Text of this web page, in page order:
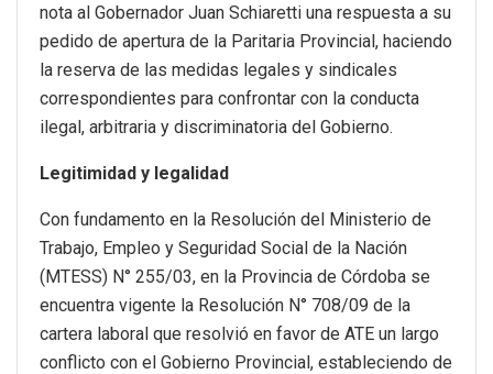
nota al Gobernador Juan Schiaretti una respuesta a su
pedido de apertura de la Paritaria Provincial, haciendo
la reserva de las medidas legales y sindicales
correspondientes para confrontar con la conducta
ilegal, arbitraria y discriminatoria del Gobierno.
Legitimidad y legalidad
Con fundamento en la Resolución del Ministerio de
Trabajo, Empleo y Seguridad Social de la Nación
(MTESS) N° 255/03, en la Provincia de Córdoba se
encuentra vigente la Resolución N° 708/09 de la
cartera laboral que resolvió en favor de ATE un largo
conflicto con el Gobierno Provincial, estableciendo de